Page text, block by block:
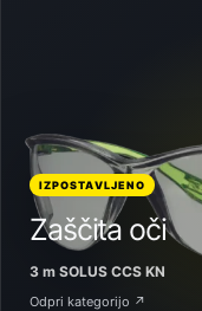
IZPOSTAVLJENO
Zaščita oči
3 m SOLUS CCS KN
Odpri kategorijo ↗